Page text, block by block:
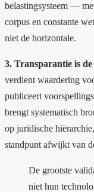
belastingsysteem —
corpus en constante
niet de horizontale.
3. Transparantie is
verdient waardering
publiceert
brengt systematisch
op juridische
standpunt afwijkt van
De grootste
niet hun